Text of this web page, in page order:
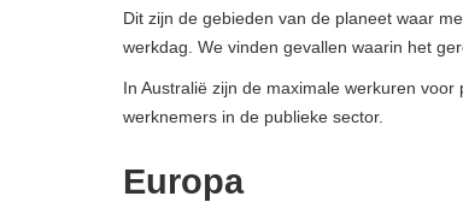
Dit zijn de gebieden van de planeet waar
werkdag. We vinden gevallen waarin het
In Australië zijn de maximale werkuren
werknemers in de publieke sector.
Europa